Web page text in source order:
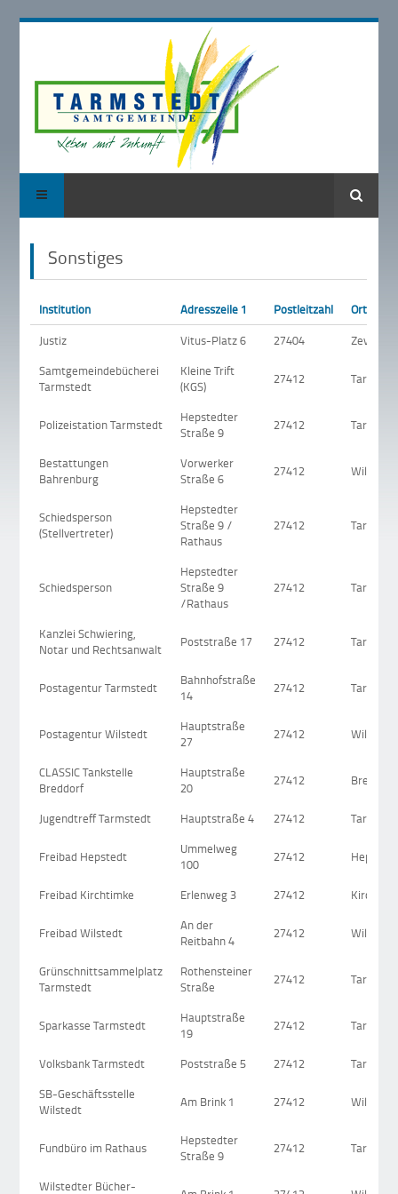
Suche
Sonstiges
Institution Adresszeile 1 Postleitzahl
Ort
Justiz
Vitus-Platz 6 27404
Zeven
Samtgemeindebücherei
Tarmstedt
Kleine Trift
(KGS)
27412
Polizeistation Tarmstedt
Hepstedter
Straße 9
27412
Bestattungen
Bahrenburg
Vorwerker
Straße 6
27412 Wilstedt
Schiedsperson
(Stellvertreter)
Hepstedter
Straße 9 /
Rathaus
27412
Schiedsperson
Hepstedter
Straße 9
/Rathaus
27412
Kanzlei Schwiering,
Notar und Rechtsanwalt
Poststraße 17 27412
Postagentur Tarmstedt
Bahnhofstraße
14
27412
Postagentur Wilstedt
Hauptstraße
27
27412 Wilstedt
CLASSIC Tankstelle
Breddorf
Hauptstraße
20
27412 Breddorf
Jugendtreff Tarmstedt Hauptstraße 4 27412
Freibad Hepstedt
Ummelweg
100
27412 Hepstedt
Freibad Kirchtimke Erlenweg 3 27412
Freibad Wilstedt
An der
Reitbahn 4
27412 Wilstedt
Grünschnittsammelplatz
Tarmstedt
Rothensteiner
Straße
27412
Sparkasse Tarmstedt
Hauptstraße
19
27412
Volksbank Tarmstedt Poststraße 5 27412
SB-Geschäftsstelle
Wilstedt
Am Brink 1 27412 Wilstedt
Fundbüro im Rathaus
Hepstedter
Straße 9
27412
Wilstedter Bücher-